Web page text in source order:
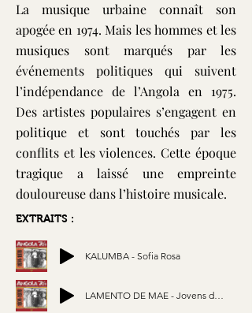
La musique urbaine connaît son
apogée en 1974. Mais les hommes et les
musiques sont marqués par les
événements politiques qui suivent
l’indépendance de l’Angola en 1975.
Des artistes populaires s’engagent en
politique et sont touchés par les
conflits et les violences. Cette époque
tragique a laissé une empreinte
douloureuse dans l’histoire musicale.
EXTRAITS :
KALUMBA - Sofia Rosa
LAMENTO DE MAE - Jovens do Prenda